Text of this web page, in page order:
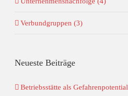
Verbundgruppen (3)
Neueste Beiträge
Betriebsstätte als Gefahrenpotential